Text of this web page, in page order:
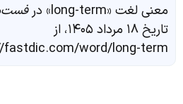
معنی لغت «long-term» در
تاریخ ۱۸ مرداد ۱۴۰۵، از
word/long-term